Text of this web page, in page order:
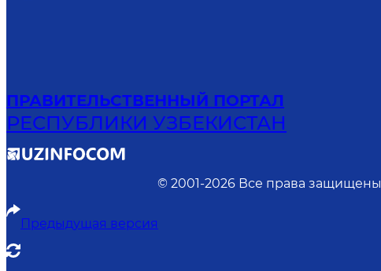
ПРАВИТЕЛЬСТВЕННЫЙ ПОРТАЛ
РЕСПУБЛИКИ УЗБЕКИСТАН
© 2001-2026 Все права
Предыдущая версия